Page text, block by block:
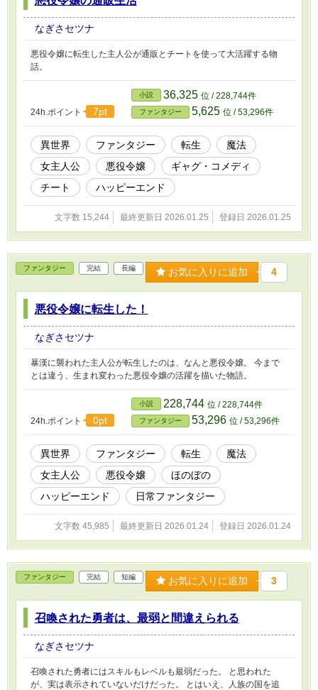
なぎさセツナ
悪役令嬢に転生した主人公が通販とチートを使って大活躍する物
話。
24h.ポイント 7pt
小説 36,325 位 / 228,744件
ファンタジー 5,625 位 / 53,296件
異世界 ファンタジー 転生
魔法
女主人公
悪役令嬢
ギャグ・コメディ
チート
ハッピーエンド
文字数 15,244 最終更新日 2026.01.25 登録日 2026.01.25
ファンタジー 完結 長編 お気に入りに追加 4
悪役令嬢に転生した！
なぎさセツナ
暴漢に襲われた主人公が転生したのは、なんと悪役令嬢。 今まで
とは違う、生まれ変わった悪役令嬢の活躍を描いた物語。
24h.ポイント 0pt
小説 228,744 位 / 228,744件
ファンタジー 53,296 位 / 53,296件
異世界 ファンタジー 転生
魔法
女主人公
悪役令嬢
ほのぼの
ハッピーエンド
日常ファンタジー
文字数 45,985 最終更新日 2026.01.24 登録日 2026.01.24
ファンタジー 完結 短編 お気に入りに追加 3
召喚された勇者は、最弱と間違えられる
なぎさセツナ
召喚された勇者にはスキルもレベルも最弱だった。 と思われた
が、実は表示されていないだけだった。 とはいえ、人族の国を追